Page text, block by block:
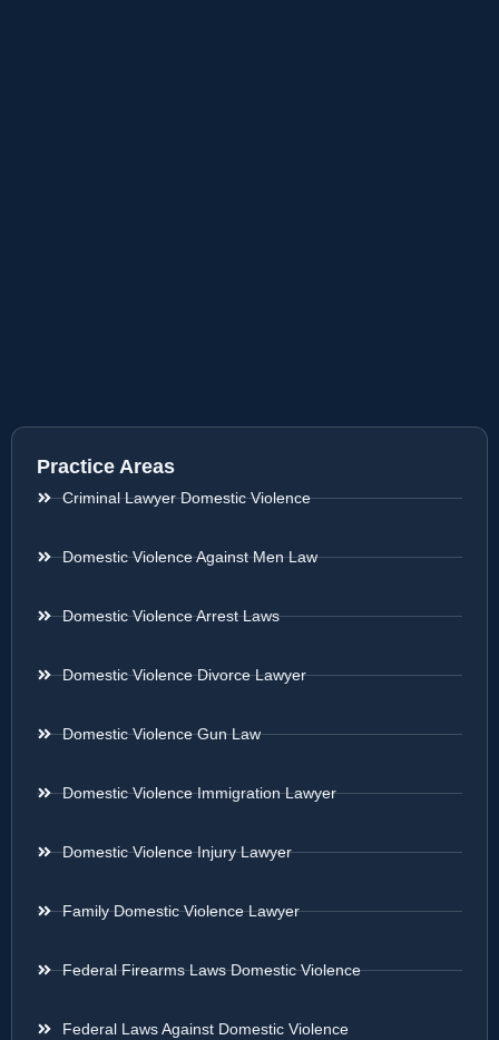
Practice Areas
Criminal Lawyer Domestic Violence
Domestic Violence Against Men Law
Domestic Violence Arrest Laws
Domestic Violence Divorce Lawyer
Domestic Violence Gun Law
Domestic Violence Immigration Lawyer
Domestic Violence Injury Lawyer
Family Domestic Violence Lawyer
Federal Firearms Laws Domestic Violence
Federal Laws Against Domestic Violence